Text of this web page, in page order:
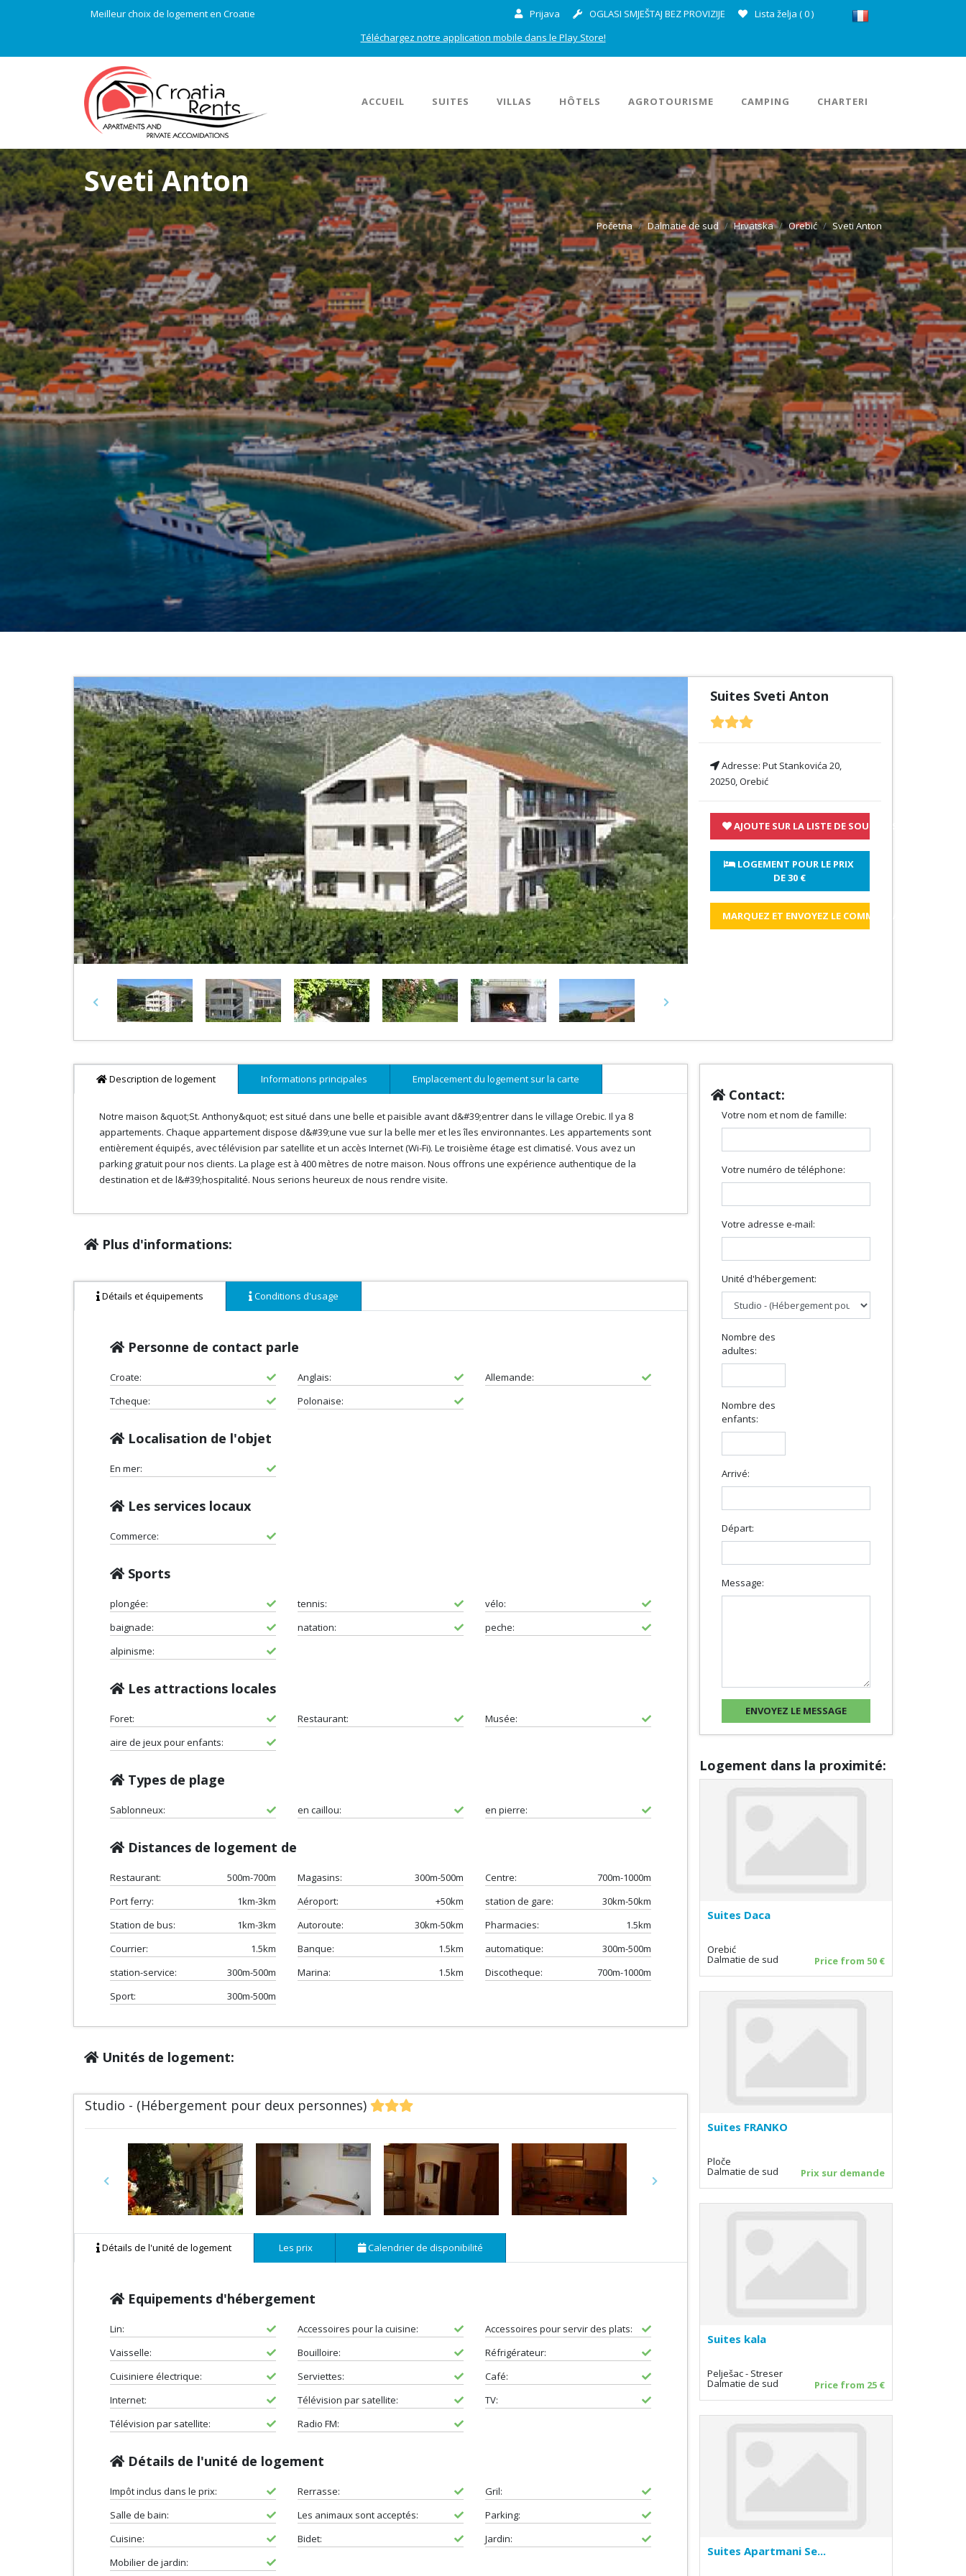
Meilleur choix de logement en Croatie Prijava OGLASI SMJEŠTAJ BEZ PROVIZIJE Lista želja (0)
Téléchargez notre application mobile dans le Play Store!
ACCUEIL SUITES VILLAS HÔTELS AGROTOURISME CAMPING CHARTERI
Sveti Anton
Početna Dalmatie de sud Hrvatska Orebić Sveti Anton
Previous Next
Suites Sveti Anton
Adresse: Put Stankovića 20,
20250, Orebić
AJOUTE SUR LA LISTE DE SOUHAITS
LOGEMENT POUR LE PRIX
DE 30 €
MARQUEZ ET ENVOYEZ LE COMMENTAIRE
Description de logement Informations principales Emplacement du logement sur la carte
Notre maison &quot;St. Anthony&quot; est situé dans une belle et paisible avant d&#39;entrer dans le village Orebic. Il ya 8
appartements. Chaque appartement dispose d&#39;une vue sur la belle mer et les îles environnantes. Les appartements sont
entièrement équipés, avec télévision par satellite et un accès Internet (Wi-Fi). Le troisième étage est climatisé. Vous avez un
parking gratuit pour nos clients. La plage est à 400 mètres de notre maison. Nous offrons une expérience authentique de la
destination et de l&#39;hospitalité. Nous serions heureux de nous rendre visite.
Plus d'informations:
Détails et équipements Conditions d'usage
Personne de contact parle
Croate: Anglais:
Allemande:
Tcheque:
Polonaise:
Localisation de l'objet
En mer:
Les services locaux
Commerce:
Sports
plongée: tennis:
vélo:
baignade:
natation:
peche:
alpinisme:
Les attractions locales
Foret: Restaurant:
Musée:
aire de jeux pour enfants:
Types de plage
Sablonneux: en caillou: en pierre:
Distances de logement de
Restaurant: 500m-700m Magasins: 300m-500m Centre:
700m-1000m
Port ferry:
1km-3km Aéroport: +50km station de gare:
30km-50km
Station de bus:
1km-3km Autoroute: 30km-50km Pharmacies:
1.5km
Courrier:
1.5km Banque: 1.5km automatique:
300m-500m
station-service:
300m-500m Marina: 1.5km Discotheque:
700m-1000m
Sport:
300m-500m
Unités de logement:
Studio - (Hébergement pour deux personnes)
Previous Next
Détails de l'unité de logement Les prix Calendrier de disponibilité
Equipements d'hébergement
Lin: Accessoires pour la cuisine:
Accessoires pour servir des plats:
Vaisselle:
Bouilloire:
Réfrigérateur:
Cuisiniere électrique:
Serviettes:
Café:
Internet:
Télévision par satellite:
TV:
Télévision par satellite:
Radio FM:
Détails de l'unité de logement
Impôt inclus dans le prix: Rerrasse:
Gril:
Salle de bain:
Les animaux sont acceptés:
Parking:
Cuisine:
Bidet:
Jardin:
Mobilier de jardin:
Contact:
Votre nom et nom de famille:
Votre numéro de téléphone:
Votre adresse e-mail:
Unité d'hébergement:
Nombre des
adultes:
Nombre des
enfants:
Arrivé:
Départ:
Message:
Logement dans la proximité:
Suites Daca
Orebić
Dalmatie de sud Price from 50 €
Suites FRANKO
Ploče
Dalmatie de sud Prix sur demande
Suites kala
Pelješac - Streser
Dalmatie de sud Price from 25 €
Suites Apartmani Se...